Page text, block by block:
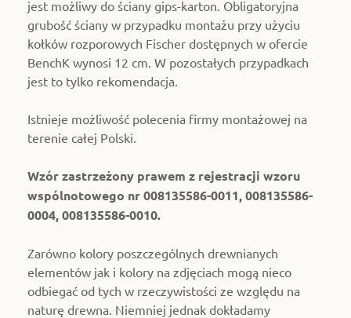
jest możliwy do ściany gips-karton. Obligatoryjna
grubość ściany w przypadku montażu przy użyciu
kołków rozporowych Fischer dostępnych w ofercie
BenchK wynosi 12 cm. W pozostałych przypadkach
jest to tylko rekomendacja.
Istnieje możliwość polecenia firmy montażowej na
terenie całej Polski.
Wzór zastrzeżony prawem z rejestracji wzoru
wspólnotowego nr 008135586-0011, 008135586-
0004, 008135586-0010.
Zarówno kolory poszczególnych drewnianych
elementów jak i kolory na zdjęciach mogą nieco
odbiegać od tych w rzeczywistości ze względu na
naturę drewna. Niemniej jednak dokładamy